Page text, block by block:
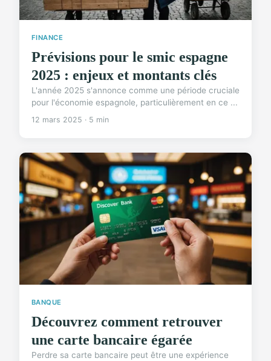
FINANCE
Prévisions pour le smic espagne
2025 : enjeux et montants clés
L'année 2025 s'annonce comme une période cruciale
pour l'économie espagnole, particulièrement en ce ...
12 mars 2025 · 5 min
BANQUE
Découvrez comment retrouver
une carte bancaire égarée
Perdre sa carte bancaire peut être une expérience